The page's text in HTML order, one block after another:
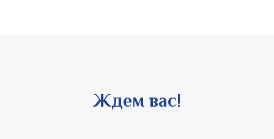
Ждем вас!